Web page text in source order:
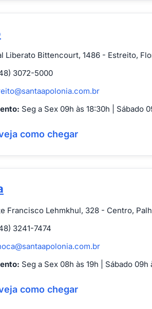
Liberato Bittencourt, 1486 - Estreito,
3072-5000
Seg a Sex 09h às 18:30h | Sábado
como chegar
Francisco Lehmkhul, 328 - Centro,
3241-7474
Seg a Sex 08h às 19h | Sábado 09h
como chegar